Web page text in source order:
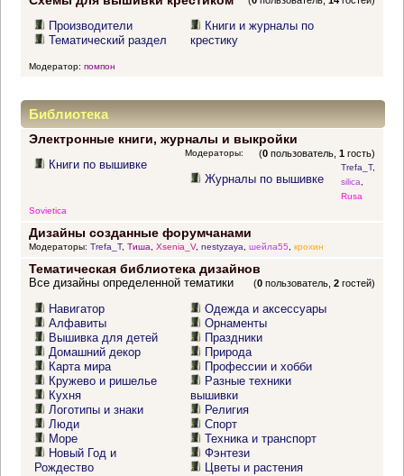
Производители
Тематический раздел
Книги и журналы по
крестику
Модератор: помпон
Библиотека
Электронные книги, журналы и выкройки
(0 пользователь,1 гость)
Книги по вышивке
Журналы по вышивке
Модераторы:
Trefa_T,
silica,
Rusa
Sovietica
Дизайны созданные форумчанами
Модераторы: Trefa_T, Тиша, Xsenia_V, nestyzaya, шейла55, крохин
Тематическая библиотека дизайнов
(0 пользователь,2 гостей)
Все дизайны определенной тематики
Навигатор
Алфавиты
Вышивка для детей
Домашний декор
Карта мира
Кружево и ришелье
Кухня
Логотипы и знаки
Люди
Море
Новый Год и
Рождество
Одежда и аксессуары
Орнаменты
Праздники
Природа
Профессии и хобби
Разные техники
вышивки
Религия
Спорт
Техника и транспорт
Фэнтези
Цветы и растения